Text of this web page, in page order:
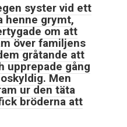
syster vid ett
henne grymt,
om att
över familjens
gråtande att
upprepade gång
Men
ur den täta
bröderna att